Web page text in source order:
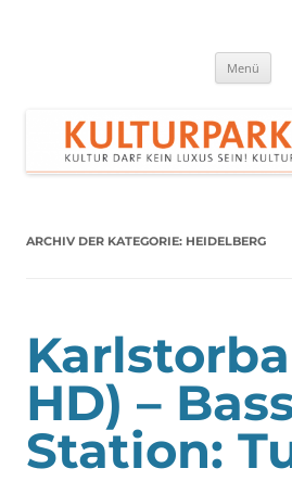
Menü
ARCHIV DER KATEGORIE: HEIDELBERG
HD) –
Station: